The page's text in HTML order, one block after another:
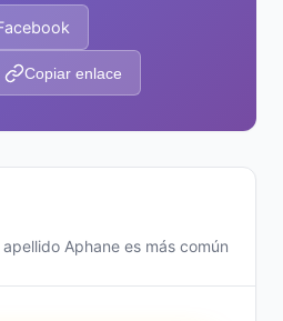
Copiar enlace
Aphane es más común